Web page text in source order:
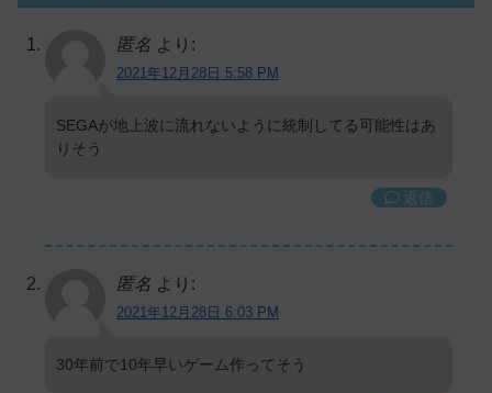
匿名 より:
2021年12月28日 5:58 PM
SEGAが地上波に流れないように統制してる可能性はあ
りそう
返信
匿名 より:
2021年12月28日 6:03 PM
30年前で10年早いゲーム作ってそう